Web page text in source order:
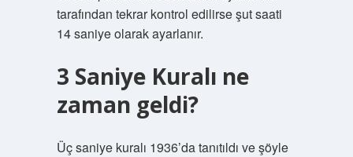
tarafından tekrar kontrol edilirse şut saati
14 saniye olarak ayarlanır.
3 Saniye Kuralı ne
zaman geldi?
Üç saniye kuralı 1936’da tanıtıldı ve şöyle